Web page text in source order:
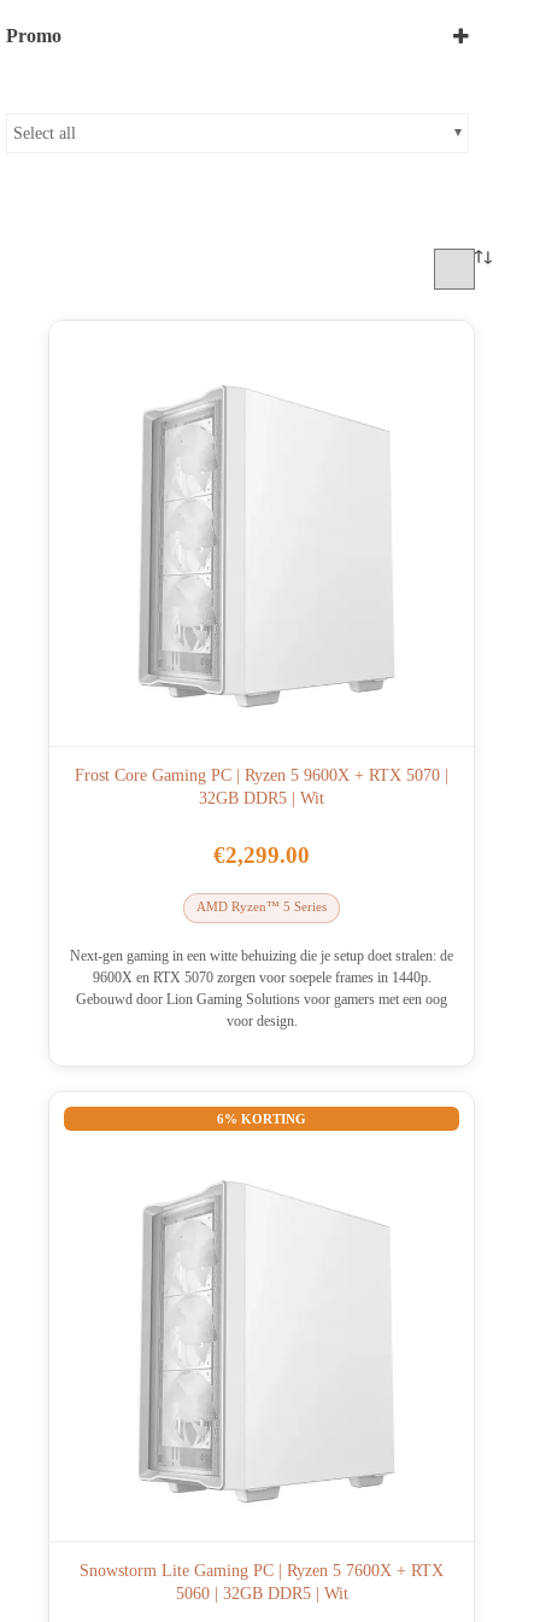
Frost Core Gaming PC | Ryzen 5 9600X + RTX 5070 |
32GB DDR5 | Wit
€2,299.00
AMD Ryzen™ 5 Series
Next-gen gaming in een witte behuizing die je setup doet stralen: de
9600X en RTX 5070 zorgen voor soepele frames in 1440p.
Gebouwd door Lion Gaming Solutions voor gamers met een oog
voor design.
6% KORTING
Snowstorm Lite Gaming PC | Ryzen 5 7600X + RTX
5060 | 32GB DDR5 | Wit
Promo
Select all